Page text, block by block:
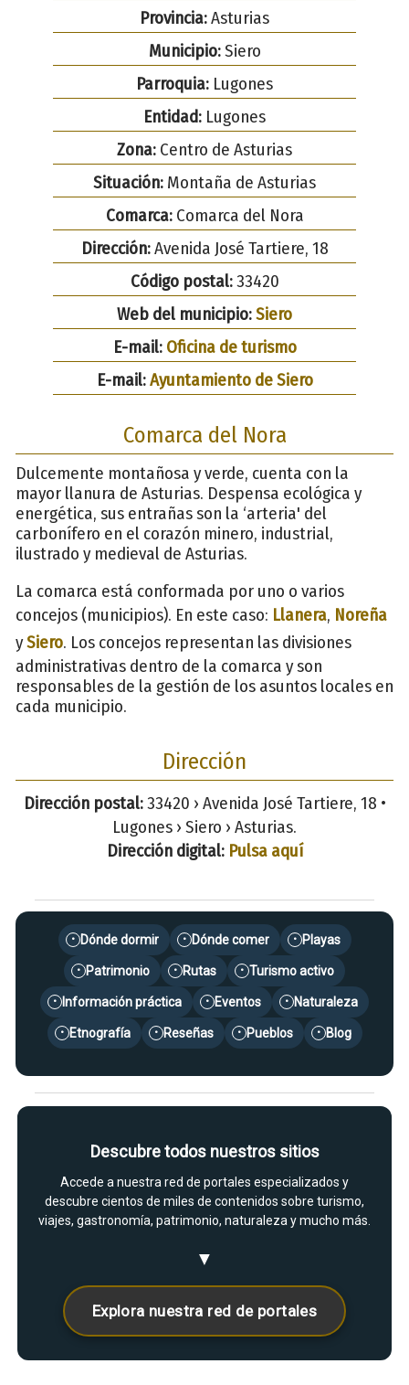
Provincia:Asturias
Municipio:Siero
Parroquia: Lugones
Entidad: Lugones
Zona: Centro de Asturias
Situación: Montaña de Asturias
Comarca:Comarca del Nora
Dirección:Avenida José Tartiere, 18
Código postal:33420
Web del municipio:Siero
E-mail: Oficina de turismo
E-mail:Ayuntamiento de Siero
Comarca del Nora
Dulcemente montañosa y verde, cuenta con la
mayor llanura de Asturias. Despensa ecológica y
energética, sus entrañas son la ‘arteria' del
carbonífero en el corazón minero, industrial,
ilustrado y medieval de Asturias.
La comarca está conformada por uno o varios
concejos (municipios). En este caso: Llanera, Noreña
ySiero. Los concejos representan las divisiones
administrativas dentro de la comarca y son
responsables de la gestión de los asuntos locales en
cada municipio.
Dirección
Dirección postal:33420 › Avenida José Tartiere, 18 •
Lugones › Siero › Asturias.
Dirección digital: Pulsa aquí
• Dónde dormir • Dónde comer • Playas
• Patrimonio • Rutas • Turismo activo
• Información práctica • Eventos • Naturaleza
• Etnografía • Reseñas • Pueblos • Blog
Descubre todos nuestros sitios
Accede a nuestra red de portales especializados y
descubre cientos de miles de contenidos sobre turismo,
viajes, gastronomía, patrimonio, naturaleza y mucho más.
▼
Explora nuestra red de portales